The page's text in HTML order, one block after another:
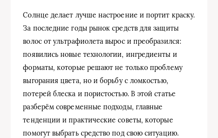
Солнце делает лучше настроение и портит краску.
За последние годы рынок средств для защиты
волос от ультрафиолета вырос и преобразился:
появились новые технологии, ингредиенты и
форматы, которые решают не только проблему
выгорания цвета, но и борьбу с ломкостью,
потерей блеска и пористостью. В этой статье
разберём современные подходы, главные
тенденции и практические советы, которые
помогут выбрать средство под свою ситуацию.